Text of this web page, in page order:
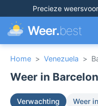
Precieze
Weer.best
Home > Venezuela >
Weer in
Verwachting Weer